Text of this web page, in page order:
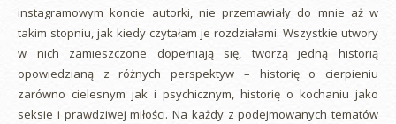
instagramowym koncie autorki, nie przemawiały do mnie aż w
takim stopniu, jak kiedy czytałam je rozdziałami. Wszystkie utwory
w nich zamieszczone dopełniają się, tworzą jedną historią
opowiedzianą z różnych perspektyw – historię o cierpieniu
zarówno cielesnym jak i psychicznym, historię o kochaniu jako
seksie i prawdziwej miłości. Na każdy z podejmowanych tematów